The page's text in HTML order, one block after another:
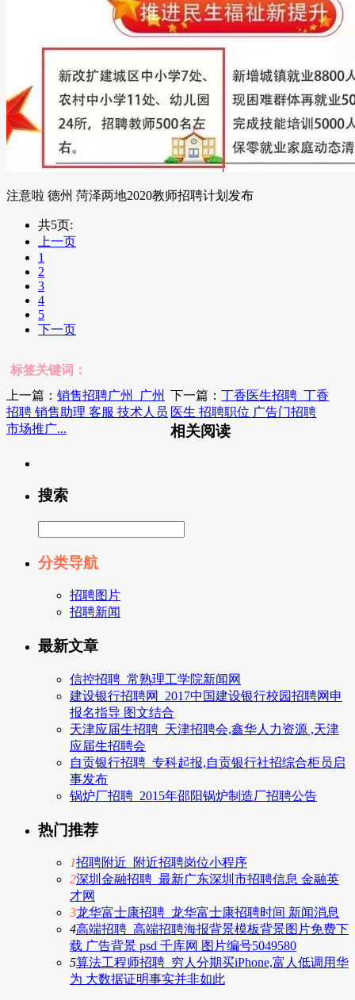
注意啦 德州 菏泽两地2020教师招聘计划发布
共5页:
上一页
1
2
3
4
5
下一页
标签关键词：
上一篇： 销售招聘广州_广州
招聘 销售助理 客服 技术人员
市场推广...
下一篇：丁香医生招聘_丁香
医生 招聘职位 广告门招聘
相关阅读
搜索
分类导航
招聘图片
招聘新闻
最新文章
信控招聘_常熟理工学院新闻网
建设银行招聘网_2017中国建设银行校园招聘网申
报名指导 图文结合
天津应届生招聘_天津招聘会,鑫华人力资源 ,天津
应届生招聘会
自贡银行招聘_专科起报,自贡银行社招综合柜员启
事发布
锅炉厂招聘_2015年邵阳锅炉制造厂招聘公告
热门推荐
1招聘附近_附近招聘岗位小程序
2深圳金融招聘_最新广东深圳市招聘信息 金融英
才网
3龙华富士康招聘_龙华富士康招聘时间 新闻消息
4高端招聘_高端招聘海报背景模板背景图片免费下
载 广告背景 psd 千库网 图片编号5049580
5算法工程师招聘_穷人分期买iPhone,富人低调用华
为 大数据证明事实并非如此